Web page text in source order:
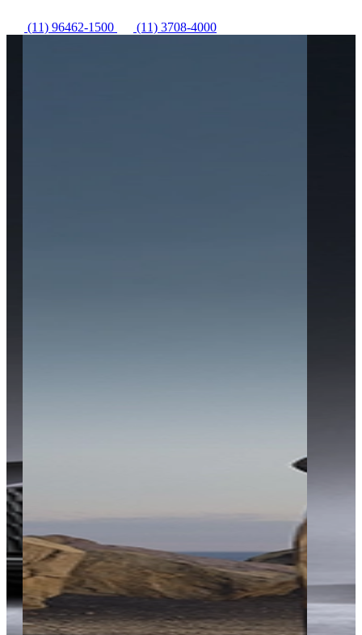
(11) 96462-1500 (11) 3708-4000